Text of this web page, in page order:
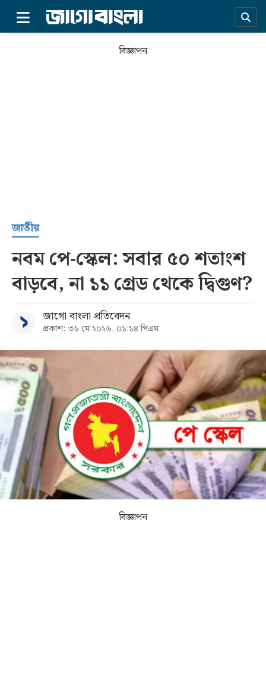
সর্বশেষ
বিভাগ
আর্কাইভ
কনভার্টার
বিজ্ঞাপন
জাতীয়
নবম পে-স্কেল: সবার ৫০ শতাংশ
বাড়বে, না ১১ গ্রেড থেকে দ্বিগুণ?
জাগো বাংলা প্রতিবেদন
প্রকাশ: ৩১ মে ২০২৬, ০১:১৪ পিএম
বিজ্ঞাপন